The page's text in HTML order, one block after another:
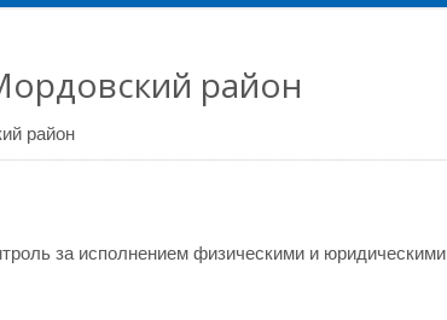
район
район
за исполнением физическими и юридическими